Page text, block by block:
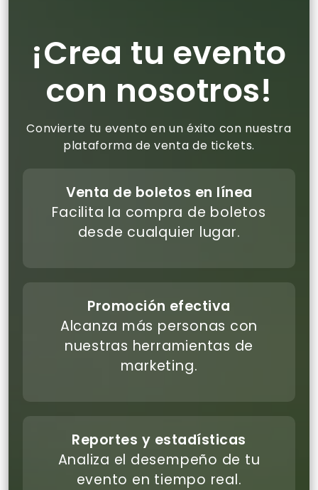
¡Crea tu evento
con nosotros!
Convierte tu evento en un éxito con nuestra
plataforma de venta de tickets.
Venta de boletos en línea
Facilita la compra de boletos
desde cualquier lugar.
Promoción efectiva
Alcanza más personas con
nuestras herramientas de
marketing.
Reportes y estadísticas
Analiza el desempeño de tu
evento en tiempo real.